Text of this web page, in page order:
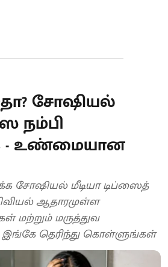
சோஷியல்
நம்பி
- உண்மையான
சோஷியல் மீடியா டிப்ஸைத்
ஆதாரமுள்ள
மருத்துவ
தெரிந்து கொள்ளுங்கள்